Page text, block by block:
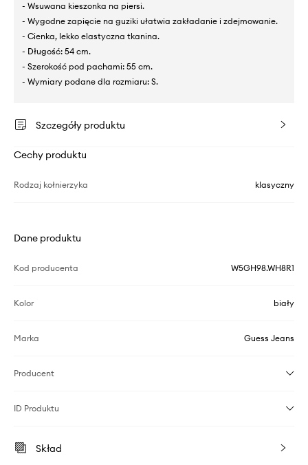
- Wsuwana kieszonka na piersi.
- Wygodne zapięcie na guziki ułatwia zakładanie i zdejmowanie.
- Cienka, lekko elastyczna tkanina.
- Długość: 54 cm.
- Szerokość pod pachami: 55 cm.
- Wymiary podane dla rozmiaru: S.
Szczegóły produktu
Cechy produktu
Rodzaj kołnierzyka klasyczny
Dane produktu
Kod producenta W5GH98.WH8R1
Kolor biały
Marka Guess Jeans
Producent
ID Produktu
Skład